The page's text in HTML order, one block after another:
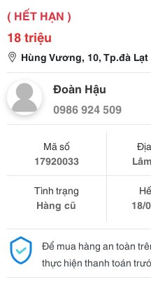
( HẾT HẠN )
18 triệu
Hùng Vương, 10, Tp.đà Lạt
Đoàn Hậu
0986 924 509
Mã số
17920033
Tình trạng
Hàng cũ
18/
Để mua hàng an toàn
thực hiện thanh toán